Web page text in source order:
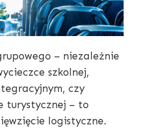
– niezależnie
szkolnej,
czy
turystycznej – to
logistyczne.